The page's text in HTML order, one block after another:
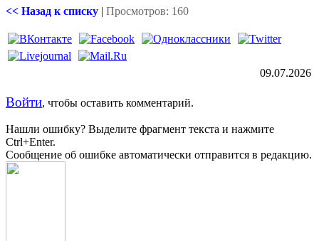
<< Назад к списку | Просмотров: 160
09.07.2026
Войти, чтобы оставить комментарий.
Нашли ошибку? Выделите фрагмент текста и нажмите
Ctrl+Enter.
Сообщение об ошибке автоматически отправится в редакцию.